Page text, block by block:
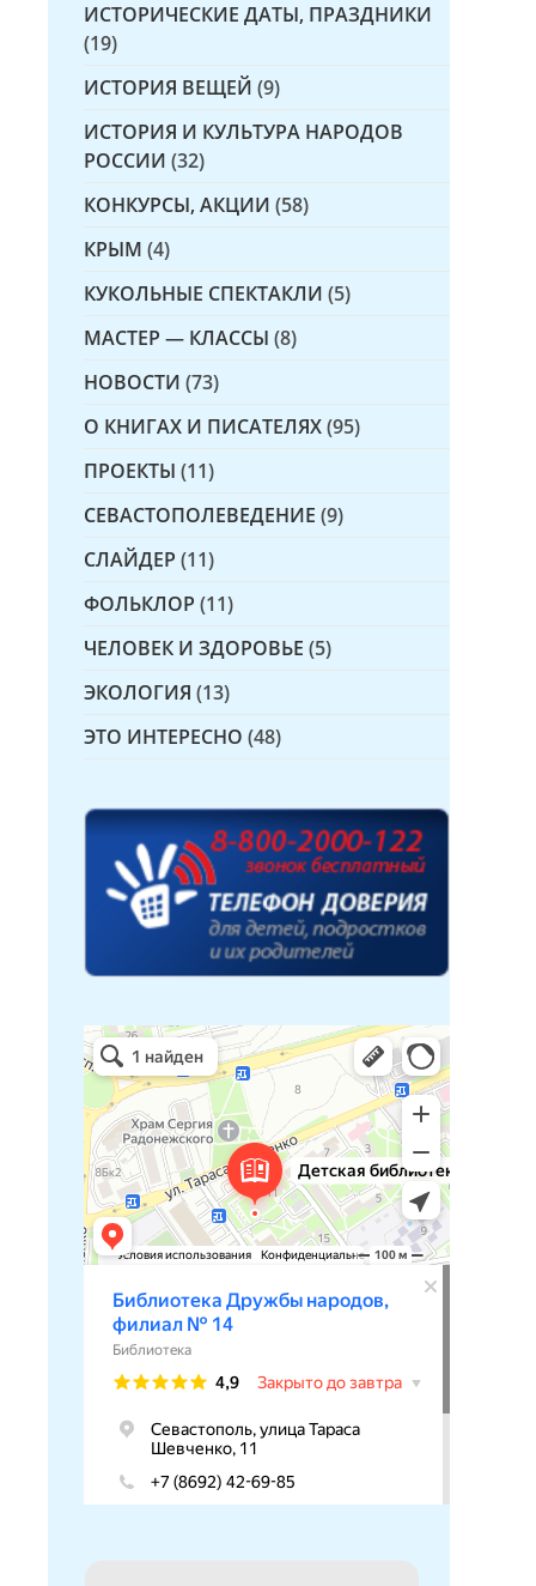
ИСТОРИЧЕСКИЕ ДАТЫ, ПРАЗДНИКИ
(19)
ИСТОРИЯ ВЕЩЕЙ (9)
ИСТОРИЯ И КУЛЬТУРА НАРОДОВ
РОССИИ (32)
КОНКУРСЫ, АКЦИИ (58)
КРЫМ (4)
КУКОЛЬНЫЕ СПЕКТАКЛИ (5)
МАСТЕР — КЛАССЫ (8)
НОВОСТИ (73)
О КНИГАХ И ПИСАТЕЛЯХ(95)
ПРОЕКТЫ (11)
СЕВАСТОПОЛЕВЕДЕНИЕ (9)
СЛАЙДЕР (11)
ФОЛЬКЛОР (11)
ЧЕЛОВЕК И ЗДОРОВЬЕ (5)
ЭКОЛОГИЯ (13)
ЭТО ИНТЕРЕСНО (48)
Детская библиотека № 14 Дружбы народов
Библиотека в Севастополе